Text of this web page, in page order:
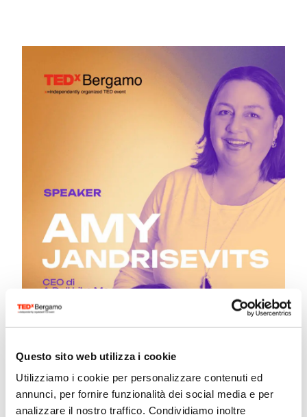
Questo sito web utilizza i cookie
Utilizziamo i cookie per personalizzare contenuti ed
annunci, per fornire funzionalità dei social media e per
analizzare il nostro traffico. Condividiamo inoltre
Amy Jandrisevits